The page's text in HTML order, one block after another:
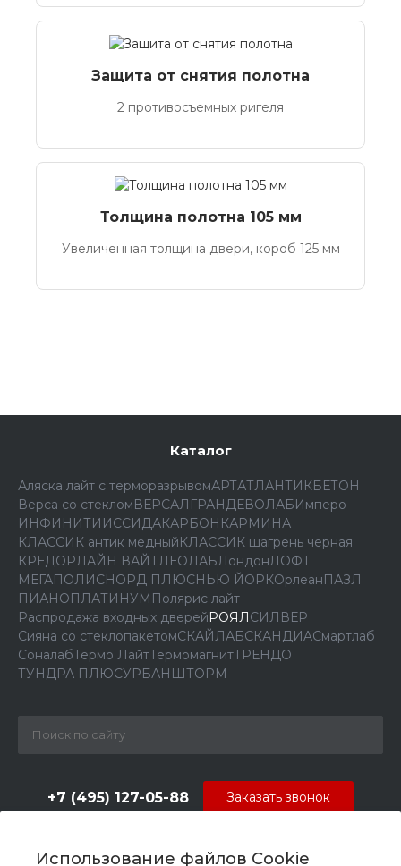
Использование файлов Cookie
Защита от снятия полотна
2 противосъемных ригеля
Толщина полотна 105 мм
Увеличенная толщина двери, короб 125 мм
Каталог
Аляска лайт с терморазрывомАРТАТЛАНТИКБЕТОН
Верса со стекломВЕРСАЛ ГРАНДЕВОЛАБИмперо
ИНФИНИТИ ИССИДАКАРБОН КАРМИНА
КЛАССИК антик медныйКЛАССИК шагрень черная
КРЕДОРЛАЙН ВАЙТЛЕОЛАБЛондонЛОФТ
МЕГАПОЛИСНОРД ПЛЮСНЬЮ ЙОРКОрлеанПАЗЛ
ПИАНОПЛАТИНУМ Полярис лайт
Распродажа входных дверейРОЯЛСИЛВЕР
Сияна со стеклопакетомСКАЙЛАБСКАНДИAСмартлаб
СоналабТермо ЛайтТермомагнитТРЕНДО
ТУНДРА ПЛЮСУРБАН ШТОРМ
+7 (495) 127-05-88‬ Заказать звонок